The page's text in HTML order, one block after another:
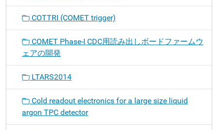
COTTRI (COMET trigger)
COMET Phase-I CDC用読み出しボードファームウ
ェアの開発
LTARS2014
Cold readout electronics for a large size liquid
argon TPC detector